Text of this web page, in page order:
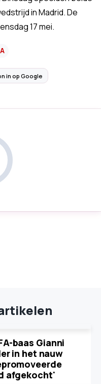
in Madrid. De
17 mei.
in op Google
baas Gianni
in het nauw
afgekocht'